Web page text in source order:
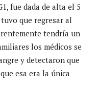
fue dada de alta el 5
que regresar al
tendría un
los médicos se
y detectaron que
esa era la única